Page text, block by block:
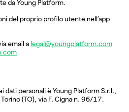
da Young Platform.
del proprio profilo utente nell’app
email a legal@youngplatform.com
dati personali è Young Platform S.r.l.,
(TO), via F. Cigna n. 96/17.